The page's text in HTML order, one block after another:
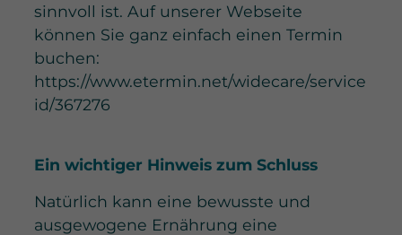
sinnvoll ist. Auf unserer Webseite
können Sie ganz einfach einen Termin
buchen:
https://www.etermin.net/widecare/service
id/367276
Ein wichtiger Hinweis zum Schluss
Natürlich kann eine bewusste und
ausgewogene Ernährung eine